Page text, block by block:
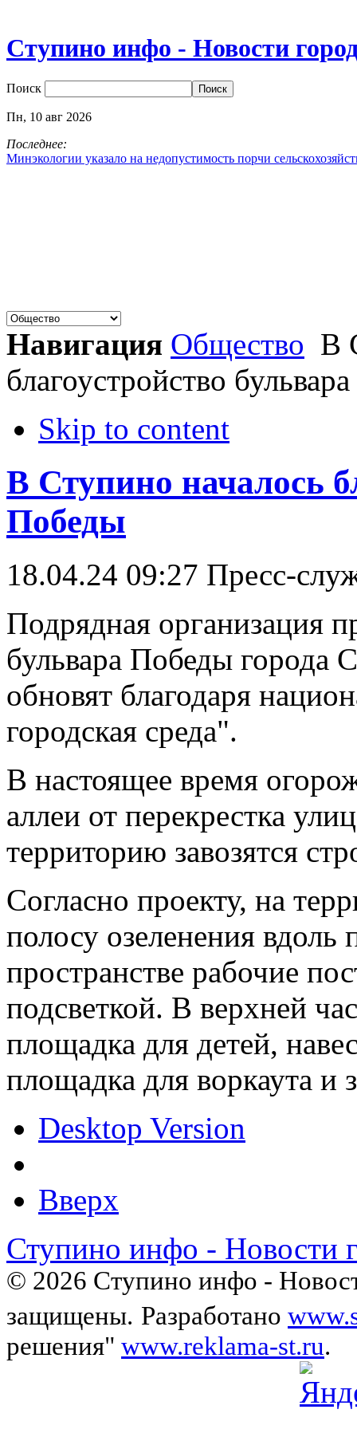
Ступино инфо - Новости
Поиск
Пн, 10 авг 2026
Последнее:
Минэкологии указало на недопустимость порчи
Навигация Общество В
благоустройство
Skip to content
В Ступино началось
Победы
18.04.24 09:27 Пресс-
Подрядная организация
бульвара Победы
обновят благодаря
городская среда".
В настоящее время
аллеи от перекрестка
территорию завозятся
Согласно проекту, на
полосу озеленения
пространстве рабочие
подсветкой. В верхней
площадка для детей,
площадка для воркаута и
Desktop Version
Вверх
Ступино инфо - Новости
© 2026 Ступино инфо -
защищены. Разработано
решения" www.reklama-st.ru.